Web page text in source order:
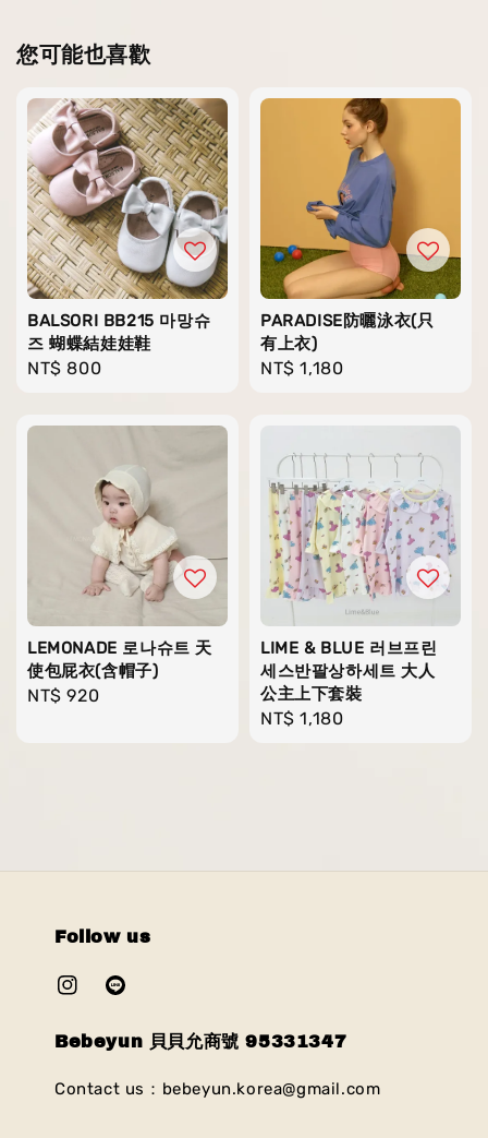
您可能也喜歡
BALSORI BB215 마망슈
즈 蝴蝶結娃娃鞋
Regular
NT$ 800
PARADISE防曬泳衣(只
有上衣)
Regular
NT$ 1,180
LEMONADE 로나슈트 天
使包屁衣(含帽子)
Regular
NT$ 920
LIME & BLUE 러브프린
세스반팔상하세트 大人
公主上下套裝
Regular
NT$ 1,180
Follow us
Bebeyun 貝貝允商號 95331347
Contact us：bebeyun.korea@gmail.com